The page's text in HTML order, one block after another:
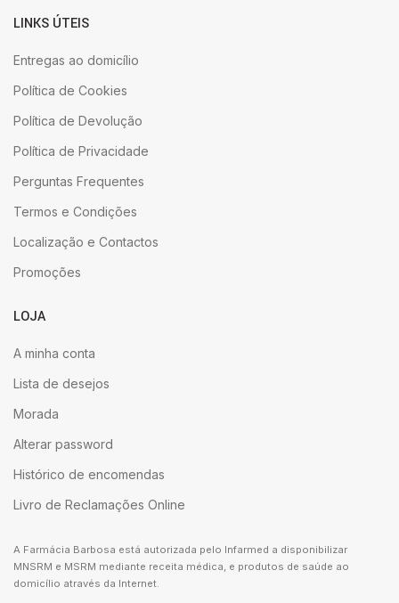
LINKS ÚTEIS
Entregas ao domicílio
Política de Cookies
Política de Devolução
Política de Privacidade
Perguntas Frequentes
Termos e Condições
Localização e Contactos
Promoções
LOJA
A minha conta
Lista de desejos
Morada
Alterar password
Histórico de encomendas
Livro de Reclamações Online
A Farmácia Barbosa está autorizada pelo Infarmed a disponibilizar
MNSRM e MSRM mediante receita médica, e produtos de saúde ao
domicílio através da Internet.